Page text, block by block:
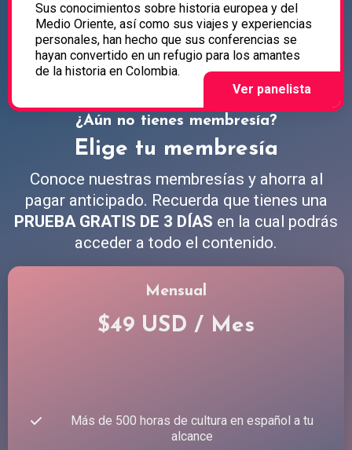
Sus conocimientos sobre historia europea y del
Medio Oriente, así como sus viajes y experiencias
personales, han hecho que sus conferencias se
hayan convertido en un refugio para los amantes
de la historia en Colombia.
¿Aún no tienes membresía?
Elige tu membresía
Conoce nuestras membresías y ahorra al
pagar anticipado. Recuerda que tienes una
PRUEBA GRATIS DE 3 DÍAS en la cual podrás
acceder a todo el contenido.
Mensual
$49 USD / Mes
Más de 500 horas de cultura en español a tu
alcance